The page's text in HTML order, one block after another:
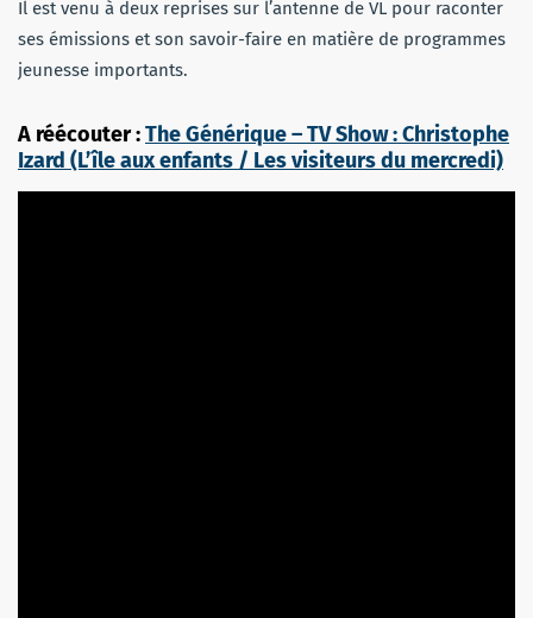
Il est venu à deux reprises sur l’antenne de VL pour raconter
ses émissions et son savoir-faire en matière de programmes
jeunesse importants.
A réécouter :The Générique – TV Show : Christophe
Izard (L’île aux enfants / Les visiteurs du mercredi)